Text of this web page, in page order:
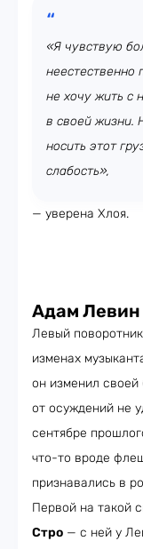
«Я чувствую
неестественно
не хочу жить с
в своей жизни.
носить этот
слабость»,
— уверена Хлоя.
Адам Левин
Левый
изменах
он изменил
от осуждений не
сентябре
что-то вроде
признавались в
Первой на такой
Стро — с ней у